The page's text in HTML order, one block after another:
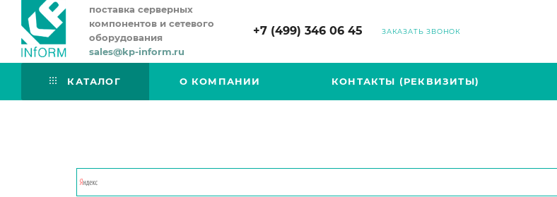
поставка серверных
компонентов и сетевого
оборудования
sales@kp-inform.ru
+7 (499) 346 06 45 ЗАКАЗАТЬ ЗВОНОК
КАТАЛОГ О КОМПАНИИ КОНТАКТЫ (РЕКВИЗИТЫ)